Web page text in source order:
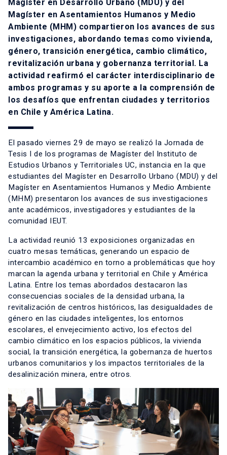
Magíster en Desarrollo Urbano (MDU) y del
Magíster en Asentamientos Humanos y Medio
Ambiente (MHM) compartieron los avances de sus
investigaciones, abordando temas como vivienda,
género, transición energética, cambio climático,
revitalización urbana y gobernanza territorial. La
actividad reafirmó el carácter interdisciplinario de
ambos programas y su aporte a la comprensión de
los desafíos que enfrentan ciudades y territorios
en Chile y América Latina.
El pasado viernes 29 de mayo se realizó la Jornada de
Tesis I de los programas de Magíster del Instituto de
Estudios Urbanos y Territoriales UC, instancia en la que
estudiantes del Magíster en Desarrollo Urbano (MDU) y del
Magíster en Asentamientos Humanos y Medio Ambiente
(MHM) presentaron los avances de sus investigaciones
ante académicos, investigadores y estudiantes de la
comunidad IEUT.
La actividad reunió 13 exposiciones organizadas en
cuatro mesas temáticas, generando un espacio de
intercambio académico en torno a problemáticas que hoy
marcan la agenda urbana y territorial en Chile y América
Latina. Entre los temas abordados destacaron las
consecuencias sociales de la densidad urbana, la
revitalización de centros históricos, las desigualdades de
género en las ciudades inteligentes, los entornos
escolares, el envejecimiento activo, los efectos del
cambio climático en los espacios públicos, la vivienda
social, la transición energética, la gobernanza de huertos
urbanos comunitarios y los impactos territoriales de la
desalinización minera, entre otros.